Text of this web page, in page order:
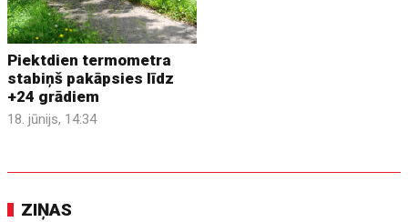
Piektdien termometra
stabiņš pakāpsies līdz
+24 grādiem
18. jūnijs, 14:34
ZIŅAS